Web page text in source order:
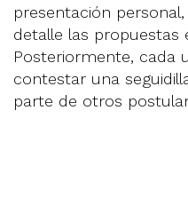
presentación
detalle las propuestas
Posteriormente, cada
contestar una
parte de otros